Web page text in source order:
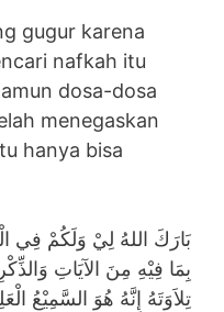
gugur karena
nafkah itu
dosa-dosa
menegaskan
hanya bisa
بَارَكَ اللهُ لِيْ وَلَكُمْ فِي
بِمَا فِيْهِ مِنَ الآيَاتِ
تِلاَوَتَهُ إِنَّهُ هُوَ السَّمِيْعُ